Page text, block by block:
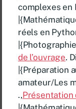
complexes en
réels en
de l’ouvrage.
|{Préparation
amateur/Les
.,Présentation